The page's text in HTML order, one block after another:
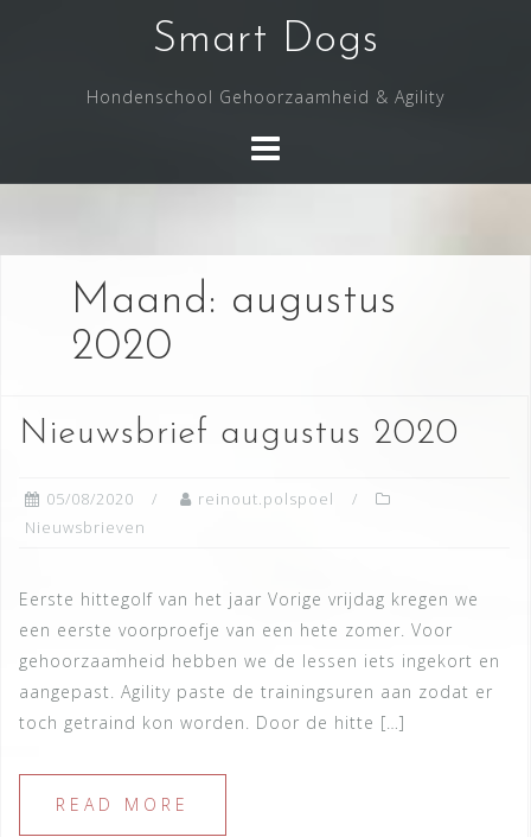
Smart Dogs
Hondenschool Gehoorzaamheid & Agility
Maand: augustus
2020
Nieuwsbrief augustus 2020
05/08/2020
reinout.polspoel
Nieuwsbrieven
Eerste hittegolf van het jaar Vorige vrijdag kregen we
een eerste voorproefje van een hete zomer. Voor
gehoorzaamheid hebben we de lessen iets ingekort en
aangepast. Agility paste de trainingsuren aan zodat er
toch getraind kon worden. Door de hitte […]
READ MORE